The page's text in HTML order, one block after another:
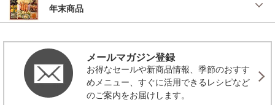
年末商品
メールマガジン登録
お得なセールや新商品情報、季節のおすす
めメニュー、すぐに活用できるレシピなど
のご案内をお届けします。